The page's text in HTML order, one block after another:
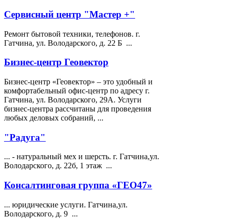
Сервисный центр "Мастер +"
Ремонт бытовой техники, телефонов. г.
Гатчина, ул. Володарского, д. 22 Б ...
Бизнес-центр Геовектор
Бизнес-центр «Геовектор» – это удобный и
комфортабельный офис-центр по адресу г.
Гатчина, ул. Володарского, 29А. Услуги
бизнес-центра рассчитаны для проведения
любых деловых собраний, ...
"Радуга"
... - натуральный мех и шерсть. г. Гатчина,ул.
Володарского, д. 22б, 1 этаж ...
Консалтинговая группа «ГЕО47»
... юридические услуги. Гатчина,ул.
Володарского, д. 9 ...